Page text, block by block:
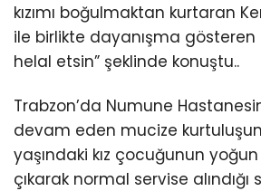
kızımı boğulmaktan kurtaran
ile birlikte dayanışma gösteren
helal etsin” şeklinde konuştu..
Trabzon’da Numune
devam eden mucize kurtuluşun
yaşındaki kız çocuğunun
çıkarak normal servise alındığı